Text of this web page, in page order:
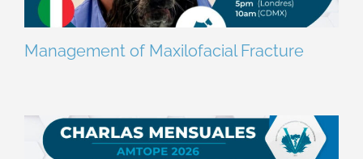
Management of Maxilofacial Fracture